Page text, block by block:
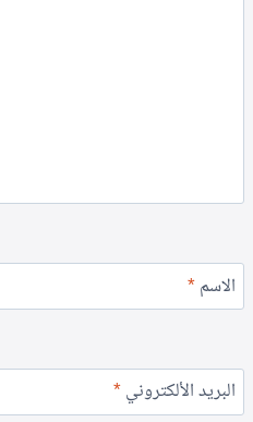
الاسم*
البريد الألكتروني*